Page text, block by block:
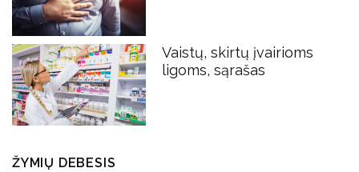
Vaistų, skirtų įvairioms
ligoms, sąrašas
ŽYMIŲ DEBESIS